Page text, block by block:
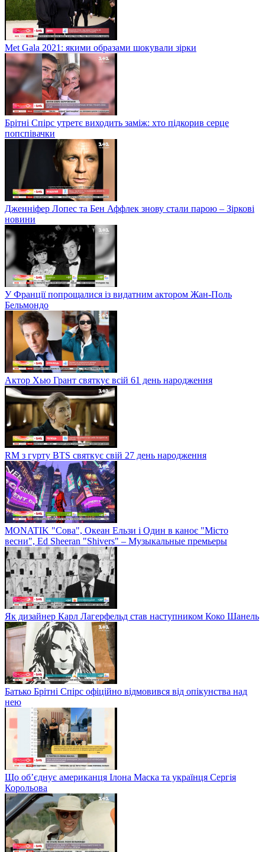
Met Gala 2021: якими образами шокували зірки
Брітні Спірс утретє виходить заміж: хто підкорив серце
попспівачки
Дженніфер Лопес та Бен Аффлек знову стали парою – Зіркові
новини
У Франції попрощалися із видатним актором Жан-Поль
Бельмондо
Актор Хью Грант святкує всій 61 день народження
RM з гурту BTS святкує свій 27 день народження
MONATIK "Сова", Океан Ельзи і Один в каноє "Місто
весни", Ed Sheeran "Shivers" – Музыкальные премьеры
Як дизайнер Карл Лагерфельд став наступником Коко Шанель
Батько Брітні Спірс офіційно відмовився від опікунства над
нею
Що об’єднує американця Ілона Маска та українця Сергія
Корольова